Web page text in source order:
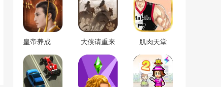
大侠请重来 肌肉天堂